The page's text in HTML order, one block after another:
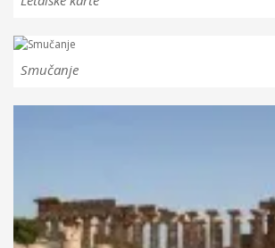
Smučanje